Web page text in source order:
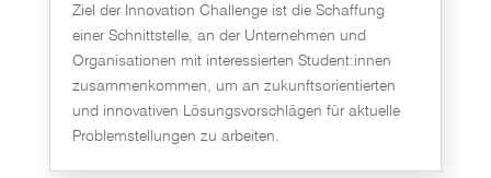
Ziel der Innovation Challenge ist die Schaffung
einer Schnittstelle, an der Unternehmen und
Organisationen mit interessierten Student:innen
zusammenkommen, um an zukunftsorientierten
und innovativen Lösungsvorschlägen für aktuelle
Problemstellungen zu arbeiten.